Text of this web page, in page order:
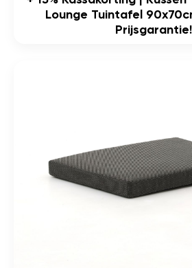
Lounge Tuintafel
Prijsgarantie!